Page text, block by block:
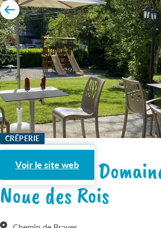
CRÊPERIE
Voir le site web
Crêperie du
Noue des Rois